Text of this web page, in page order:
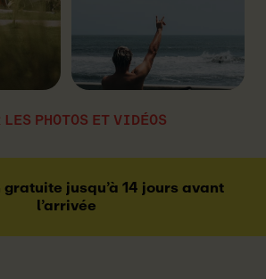
LES PHOTOS ET VIDÉOS
jusqu’à 14 jours avant
l’arrivée